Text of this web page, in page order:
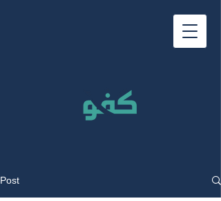
Post